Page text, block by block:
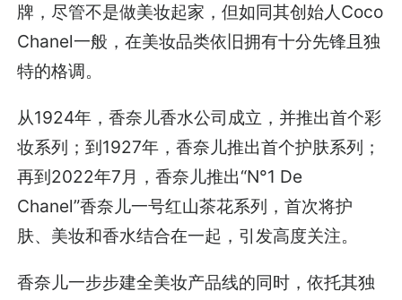
牌，尽管不是做美妆起家，但如同其创始人Coco
Chanel一般，在美妆品类依旧拥有十分先锋且独
特的格调。
从1924年，香奈儿香水公司成立，并推出首个彩
妆系列；到1927年，香奈儿推出首个护肤系列；
再到2022年7月，香奈儿推出“N°1 De
Chanel”香奈儿一号红山茶花系列，首次将护
肤、美妆和香水结合在一起，引发高度关注。
香奈儿一步步建全美妆产品线的同时，依托其独